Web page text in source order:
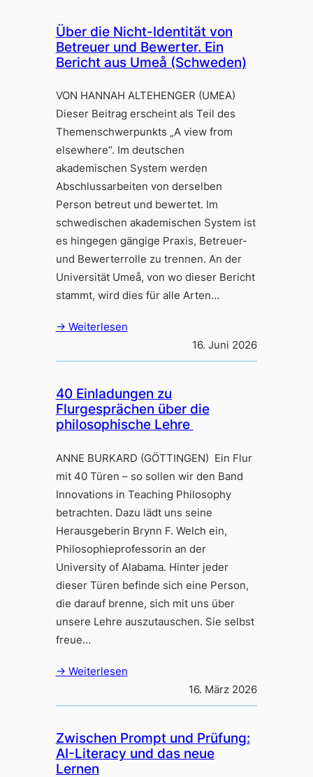
Über die Nicht-Identität von
Betreuer und Bewerter. Ein
Bericht aus Umeå (Schweden)
VON HANNAH ALTEHENGER (UMEA)
Dieser Beitrag erscheint als Teil des
Themenschwerpunkts „A view from
elsewhere“. Im deutschen
akademischen System werden
Abschlussarbeiten von derselben
Person betreut und bewertet. Im
schwedischen akademischen System ist
es hingegen gängige Praxis, Betreuer-
und Bewerterrolle zu trennen. An der
Universität Umeå, von wo dieser Bericht
stammt, wird dies für alle Arten…
→ Weiterlesen
16. Juni 2026
40 Einladungen zu
Flurgesprächen über die
philosophische Lehre
ANNE BURKARD (GÖTTINGEN) Ein Flur
mit 40 Türen – so sollen wir den Band
Innovations in Teaching Philosophy
betrachten. Dazu lädt uns seine
Herausgeberin Brynn F. Welch ein,
Philosophieprofessorin an der
University of Alabama. Hinter jeder
dieser Türen befinde sich eine Person,
die darauf brenne, sich mit uns über
unsere Lehre auszutauschen. Sie selbst
freue…
→ Weiterlesen
16. März 2026
Zwischen Prompt und Prüfung:
AI-Literacy und das neue
Lernen